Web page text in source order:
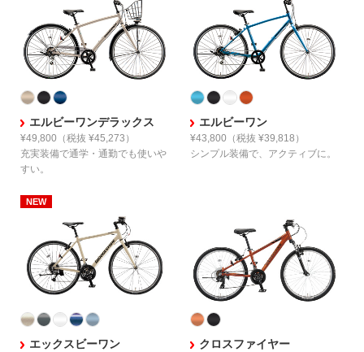
エルビーワンデラックス
¥49,800 （税抜 ¥45,273）
充実装備で通学・通勤でも使いや
すい。
エルビーワン
¥43,800 （税抜 ¥39,818）
シンプル装備で、 アクティブに。
エックスビーワン クロスファイヤー